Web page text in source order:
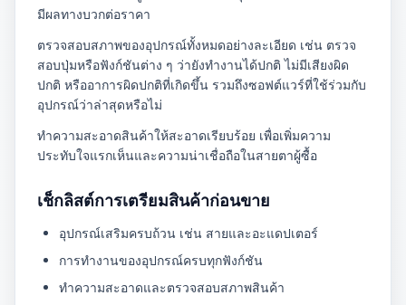
มีผลทางบวกต่อราคา
ตรวจสอบสภาพของอุปกรณ์ทั้งหมดอย่างละเอียด เช่น ตรวจ
สอบปุ่มหรือฟังก์ชันต่าง ๆ ว่ายังทำงานได้ปกติ ไม่มีเสียงผิด
ปกติ หรืออาการผิดปกติที่เกิดขึ้น รวมถึงซอฟต์แวร์ที่ใช้ร่วมกับ
อุปกรณ์ว่าล่าสุดหรือไม่
ทำความสะอาดสินค้าให้สะอาดเรียบร้อย เพื่อเพิ่มความ
ประทับใจแรกเห็นและความน่าเชื่อถือในสายตาผู้ซื้อ
เช็กลิสต์การเตรียมสินค้าก่อนขาย
อุปกรณ์เสริมครบถ้วน เช่น สายและอะแดปเตอร์
การทำงานของอุปกรณ์ครบทุกฟังก์ชัน
ทำความสะอาดและตรวจสอบสภาพสินค้า